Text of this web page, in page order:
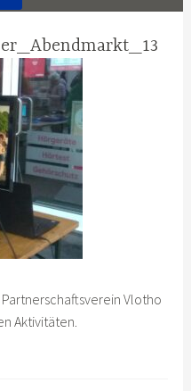
Vlotho
Aktivitäten.